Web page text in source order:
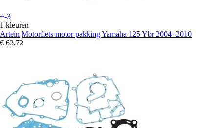
+-3
1 kleuren
Artein Motorfiets motor pakking Yamaha 125 Ybr 2004+2010
€ 63,72